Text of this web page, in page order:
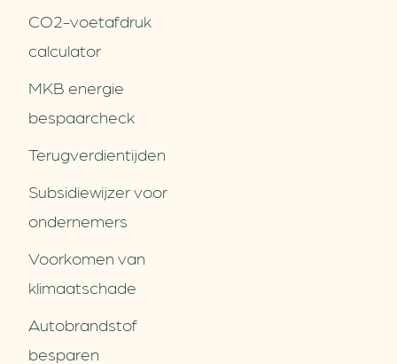
CO2-voetafdruk
calculator
MKB energie
bespaarcheck
Terugverdien­tijden
Subsidiewijzer voor
ondernemers
Voorkomen van
klimaatschade
Autobrandstof
besparen